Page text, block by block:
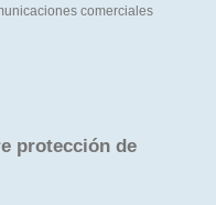
comerciales
protección de